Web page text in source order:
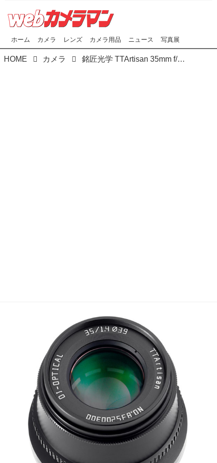
ホーム カメラ レンズ カメラ用品 ニュース 写真展
HOME カメラ 銘匠光学 TTArtisan 35mm f/1.4 C にL(バヨネット)マウントを追加。